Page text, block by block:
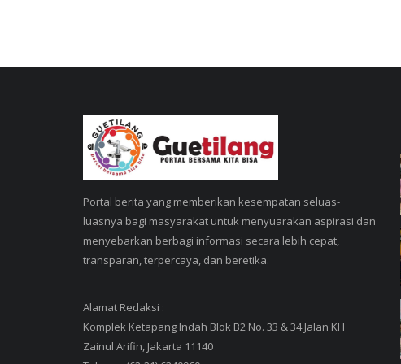
Portal berita yang memberikan kesempatan seluas-
luasnya bagi masyarakat untuk menyuarakan aspirasi dan
menyebarkan berbagi informasi secara lebih cepat,
transparan, terpercaya, dan beretika.
Alamat Redaksi :
Komplek Ketapang Indah Blok B2 No. 33 & 34 Jalan KH
Zainul Arifin, Jakarta 11140